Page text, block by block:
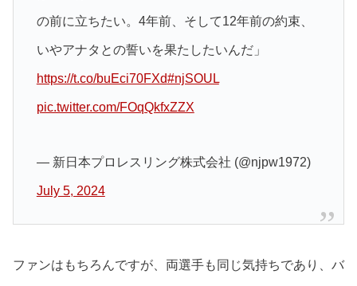
の前に立ちたい。4年前、そして12年前の約束、
いやアナタとの誓いを果たしたいんだ」
https://t.co/buEci70FXd#njSOUL
pic.twitter.com/FOqQkfxZZX
— 新日本プロレスリング株式会社 (@njpw1972)
July 5, 2024
ファンはもちろんですが、両選手も同じ気持ちであり、バ